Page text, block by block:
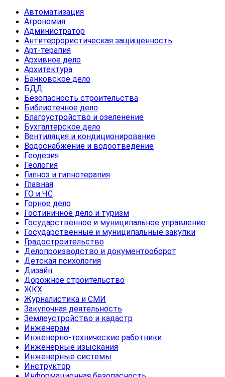
Автоматизация
Агрономия
Администратор
Антитеррористическая защищенность
Арт-терапия
Архивное дело
Архитектура
Банковское дело
БДД
Безопасность строительства
Библиотечное дело
Благоустройство и озеленение
Бухгалтерское дело
Вентиляция и кондиционирование
Водоснабжение и водоотведение
Геодезия
Геология
Гипноз и гипнотерапия
Главная
ГО и ЧС
Горное дело
Гостиничное дело и туризм
Государственное и муниципальное управление
Государственные и муниципальные закупки
Градостроительство
Делопроизводство и документооборот
Детская психология
Дизайн
Дорожное строительство
ЖКХ
Журналистика и СМИ
Закупочная деятельность
Землеустройство и кадастр
Инженерам
Инженерно-технические работники
Инженерные изыскания
Инженерные системы
Инструктор